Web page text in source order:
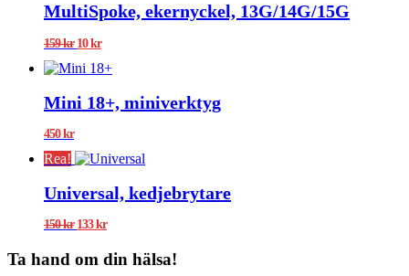
MultiSpoke, ekernyckel, 13G/14G/15G
159kr Det
priset
159 kr.
10krDet
priset
10 kr.
Mini 18+, miniverktyg
450kr
Rea!
Universal, kedjebrytare
150kr Det
var:
133krDet
priset
är:
Ta hand om din hälsa!